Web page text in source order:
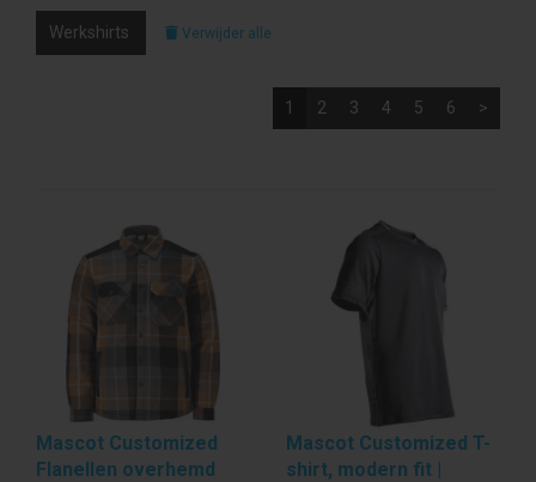
Werkshirts Verwijder alle
1 2 3 4 5 6 >
Mascot Customized
Flanellen overhemd
Mascot Customized T-
shirt, modern fit |